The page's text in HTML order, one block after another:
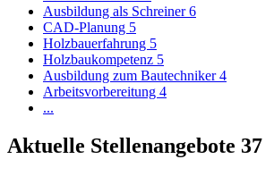
Ausbildung als Schreiner6
CAD-Planung 5
Holzbauerfahrung 5
Holzbaukompetenz 5
Ausbildung zum Bautechniker4
Arbeitsvorbereitung 4
...
Aktuelle Stellenangebote 37